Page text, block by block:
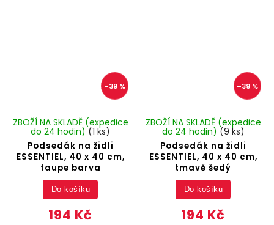
–39 %
Podsedák na židli
ESSENTIEL, 40 x 40 cm,
taupe barva
ZBOŽÍ NA SKLADĚ (expedice
do 24 hodin) (1 ks)
194 Kč
Do košíku
–39 %
Podsedák na židli
ESSENTIEL, 40 x 40 cm,
tmavě šedý
ZBOŽÍ NA SKLADĚ (expedice
do 24 hodin) (9 ks)
194 Kč
Do košíku